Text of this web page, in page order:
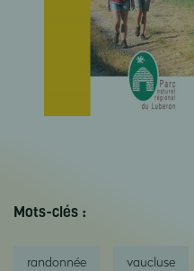
Mots-clés :
randonnée vaucluse